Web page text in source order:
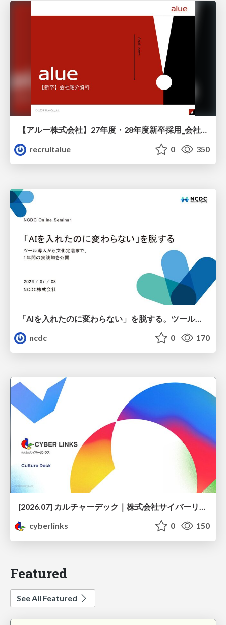
【アルー株式会社】27年度・28年度新卒採用_会社説明資料
recruitalue
0 350
「AIを入れたのに変わらない」を脱する。ツール導入から文化定着まで、1年間の実践知を公開
ncdc
0 170
[2026.07] カルチャーデック｜株式会社サイバーリンクス
cyberlinks
0 150
Featured
See All Featured